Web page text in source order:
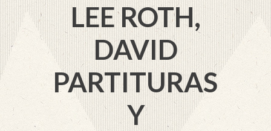
LEE ROTH,
DAVID
PARTITURAS
Y